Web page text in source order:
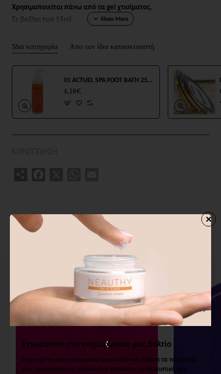
Εγγραφείτε στο ενημερωτικό μας δελτίο
Εγγραφείτε στο ενημερωτικό μας δελτίο και λάβετε τα τελευταία
νέα, προσφορές και απολαύστε εκπτώσεις αποκλειστικά για
Χρησιμοποιείται πάνω από τα gel χτισίματος.
Σε βαζάκι των 15ml.
Ίδια κατηγορία Απο τον ίδιο κατασκευαστή
01 ACTUEL SPA FOOT BATH 250ml
4,18€
ΚΟΙΝΟΠΟΙΗΣΗ
ΑΓΟΡΑΣΑΝ ΕΠΙΣΗΣ